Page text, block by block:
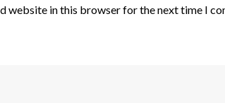
website in this browser for the next time I